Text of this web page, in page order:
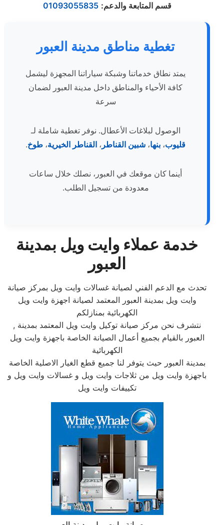
قسم المتابعة والدعم:
01093055835
تغطية مناطق مدينة العبور
يمتد نطاق خدماتنا وشبكة سياراتنا المجهزة ليشمل
كافة الأحياء والمناطق داخل مدينة العبور لضمان
سرعة
الوصول لبلاغات الأعطال. نوفر تغطية شاملة لـ
قليوب، بنها، شبين القناطر ، القناطر الخيرية، طوخ.
أينما كان موقعك في العبور، نصلك خلال ساعات
معدودة من تسجيل الطلب.
خدمة عملاء وايت ويل بمدينة
العبور
تحدث مع الدعم الفني لصيانة غسالات وايت ويل بمركز صيانة
وايت ويل بمدينة العبور المعتمد لصيانة اجهزة وايت ويل
الكهربائية بمنازلكم
, نتشرف نحن مركز صيانة توكيل وايت ويل المعتمد بمدينة
العبور بالقيام بجميع أعمال الصيانة الخاصة باجهزة وايت ويل
الكهربائية
بمدينة العبور حيث يتوفر لنا جميع قطع الغيار الاصلية الخاصة
باجهزة وايت ويل من ثلاجات وايت ويل و غسالات وايت ويل و
تكييفات وايت ويل